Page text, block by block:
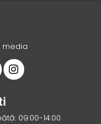
media
09:00-14:00